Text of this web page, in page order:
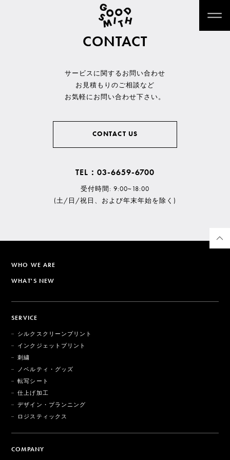
CONTACT
サービスに関するお問い合わせ
お見積もりのご相談など
お気軽にお問い合わせ下さい。
CONTACT US
TEL：03-6659-6700
受付時間: 9:00~18:00
(土/日/祝日、および年末年始を除く)
WHO WE ARE
WHAT'S NEW
SERVICE
シルクスクリーンプリント
インクジェットプリント
刺繍
ノベルティ・グッズ
転写シート
仕上げ加工
デザイン・プランニング
ロジスティックス
COMPANY